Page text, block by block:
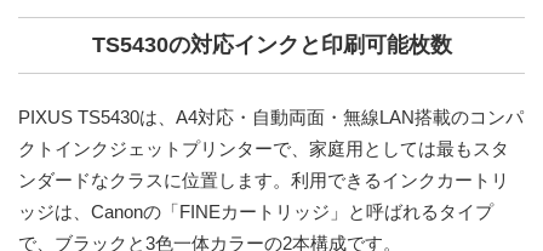
TS5430の対応インクと印刷可能枚数
PIXUS TS5430は、A4対応・自動両面・無線LAN搭載のコンパ
クトインクジェットプリンターで、家庭用としては最もスタ
ンダードなクラスに位置します。利用できるインクカートリ
ッジは、Canonの「FINEカートリッジ」と呼ばれるタイプ
で、ブラックと3色一体カラーの2本構成です。